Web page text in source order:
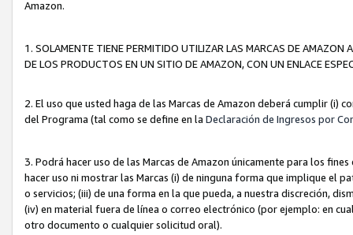
Amazon.
1. SOLAMENTE TIENE PERMITIDO UTILIZAR LAS MARCAS DE
DE LOS PRODUCTOS EN UN SITIO DE AMAZON, CON UN ENLACE
2. El uso que usted haga de las Marcas de Amazon deberá cumplir (i)
del Programa (tal como se define en la Declaración de Ingresos por
3. Podrá hacer uso de las Marcas de Amazon únicamente para los
hacer uso ni mostrar las Marcas (i) de ninguna forma que implique el
o servicios; (iii) de una forma en la que pueda, a nuestra discreción,
(iv) en material fuera de línea o correo electrónico (por ejemplo: en
otro documento o cualquier solicitud oral).